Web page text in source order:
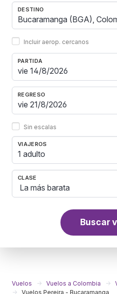
DESTINO
Incluir aerop. cercanos
PARTIDA
REGRESO
Sin escalas
VIAJEROS
1 adulto
CLASE
Buscar
Vuelos Vuelos a Colombia
Vuelos Pereira - Bucaramanga